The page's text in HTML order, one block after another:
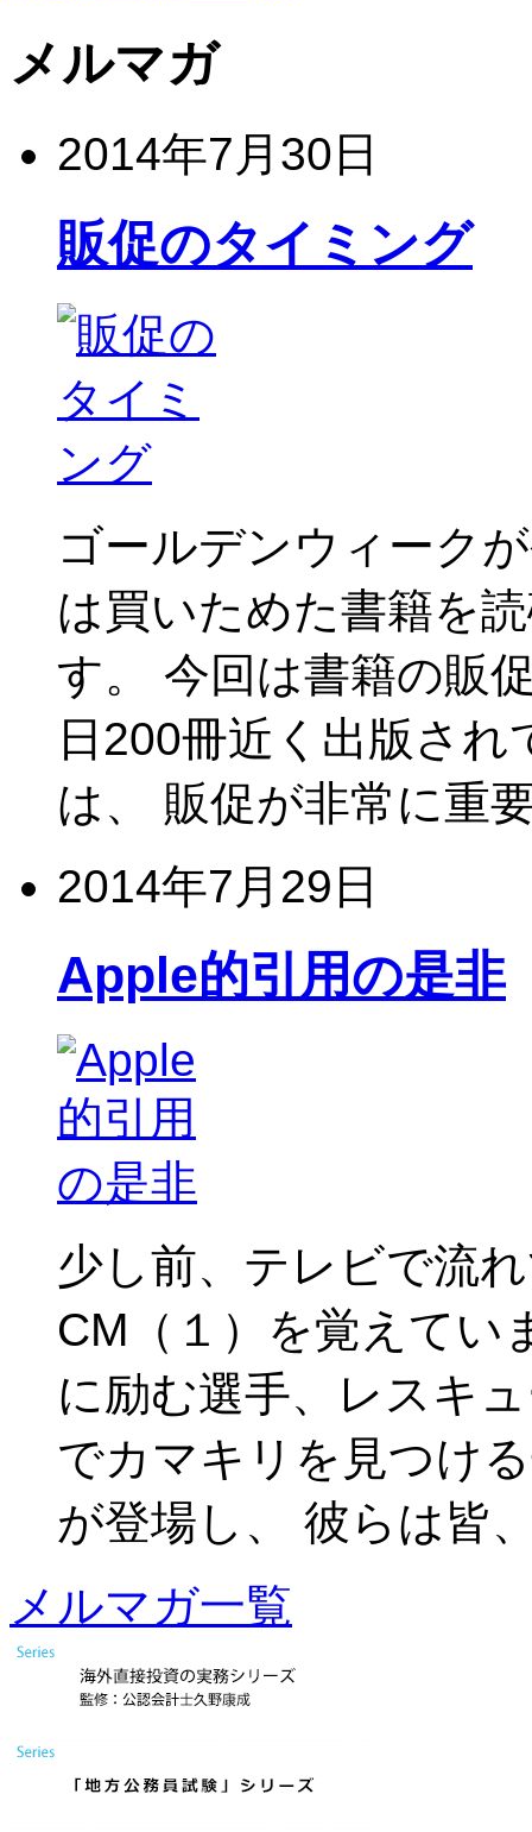
メルマガ
2014年7月30日
販促のタイミング
ゴールデンウィーク
は買いためた書籍を
す。 今回は書籍の販
日200冊近く出版さ
は、 販促が非常に重
2014年7月29日
Apple的引用の是非
少し前、テレビで流
CM（１）を覚えてい
に励む選手、レスキ
でカマキリを見つけ
が登場し、 彼らは皆
メルマガ一覧